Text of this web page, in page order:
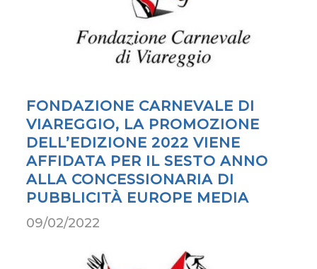
FONDAZIONE CARNEVALE DI
VIAREGGIO, LA PROMOZIONE
DELL’EDIZIONE 2022 VIENE
AFFIDATA PER IL SESTO ANNO
ALLA CONCESSIONARIA DI
PUBBLICITÀ EUROPE MEDIA
09/02/2022